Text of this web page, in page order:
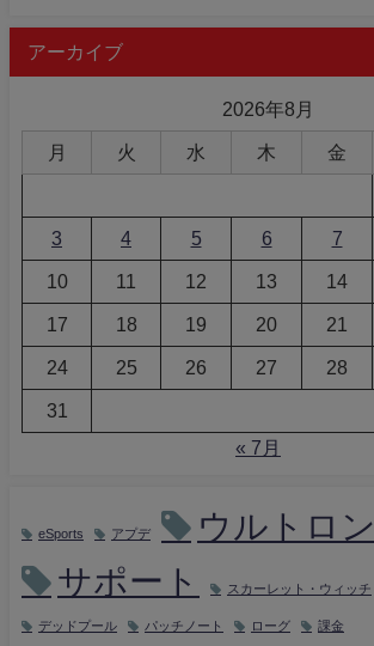
アーカイブ
2026年8月
月 火 水 木 金
3 4 5 6 7
10 11 12 13 14
17 18 19 20 21
24 25 26 27 28
31
« 7月
eSports アプデ
ウルトロン
サポート
スカーレット・ウィッチ
デッドプール パッチノート ローグ 課金